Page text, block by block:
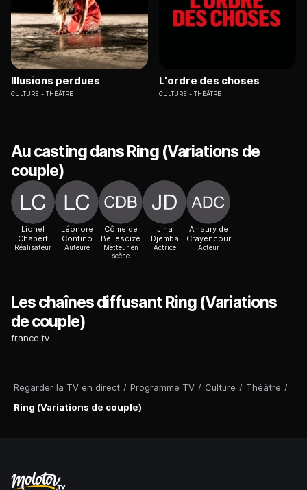
Regarder la TV en direct / Programme TV / Culture / Théâtre /
Ring (Variations de couple)
Illusions perdues
CULTURE THÉÂTRE
L'ordre des choses
CULTURE THÉÂTRE
Au casting dans Ring (Variations de
couple)
Lionel
Chabert
Réalisateur
Léonore
Confino
Auteure
Côme de
Bellescize
Metteur en
scène
Jina
Djemba
Actrice
Amaury de
Crayencour
Acteur
Les chaînes diffusant Ring (Variations
de couple)
france.tv